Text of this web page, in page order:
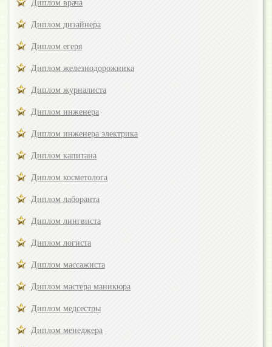
Диплом врача
Диплом дизайнера
Диплом егеря
Диплом железнодорожника
Диплом журналиста
Диплом инженера
Диплом инженера электрика
Диплом капитана
Диплом косметолога
Диплом лаборанта
Диплом лингвиста
Диплом логиста
Диплом массажиста
Диплом мастера маникюра
Диплом медсестры
Диплом менеджера